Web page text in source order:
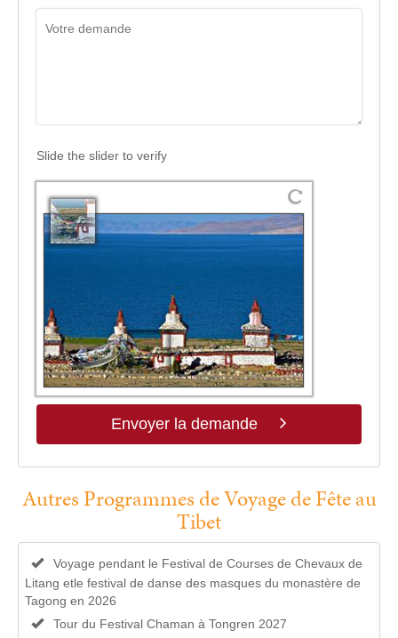
Slide the slider to verify
Envoyer la demande
Autres Programmes de Voyage de Fête au
Tibet
Voyage pendant le Festival de Courses de Chevaux de
Litang etle festival de danse des masques du monastère de
Tagong en 2026
Tour du Festival Chaman à Tongren 2027